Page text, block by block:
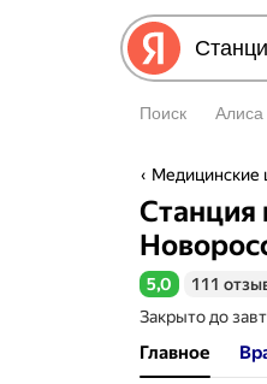
Поиск Алиса
Медицинские
Станция
Рейтинг 5,0 из
5,0 111
Закрыто до
Главное